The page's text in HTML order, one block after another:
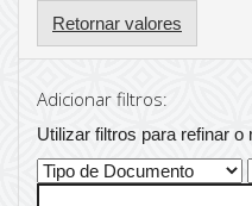
Retornar valores
Adicionar filtros:
Utilizar filtros para refinar o